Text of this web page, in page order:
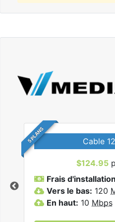
5 PLANS Cable
$124.95
Frais
Vers le bas: 120
En haut: 10 Mbps